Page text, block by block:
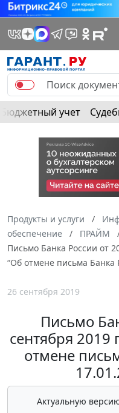
Бюджетный учет
Продукты и услуги
обеспечение
ПРАЙМ
Письмо Банка России от
“Об отмене письма Банка
26 сентября 2019
Письмо
сентября
отмене
Актуальную